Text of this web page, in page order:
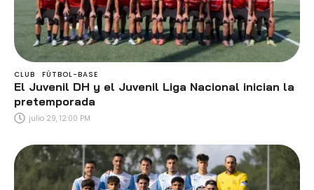
CLUB FÚTBOL-BASE
El Juvenil DH y el Juvenil Liga Nacional inician la
pretemporada
julio 29, 12:00 PM